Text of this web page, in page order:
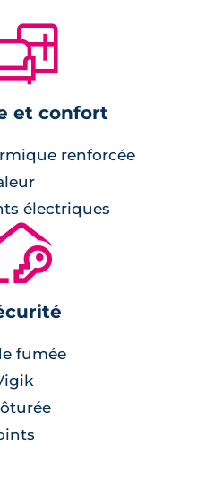
et confort
renforcée
électriques
fumée